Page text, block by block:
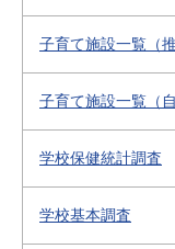
子育て施設一覧（
子育て施設一覧（
学校保健統計調査
学校基本調査